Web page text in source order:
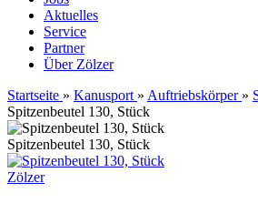
Aktuelles
Service
Partner
Über Zölzer
Startseite » Kanusport » Auftriebskörper »
Spitzenbeutel 130, Stück
Spitzenbeutel 130, Stück
Zölzer